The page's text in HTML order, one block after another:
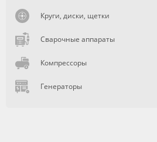
Круги, диски, щетки
Сварочные аппараты
Компрессоры
Генераторы